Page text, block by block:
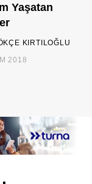
Yaşatan
KIRTILOĞLU
2018